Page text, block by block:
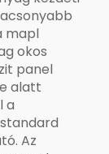
mapl
okos
panel
alatt
a
Az